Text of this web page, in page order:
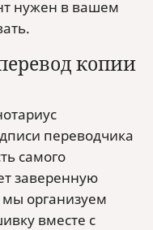
нужен в вашем
копии
переводчика
самого
заверенную
организуем
вместе с